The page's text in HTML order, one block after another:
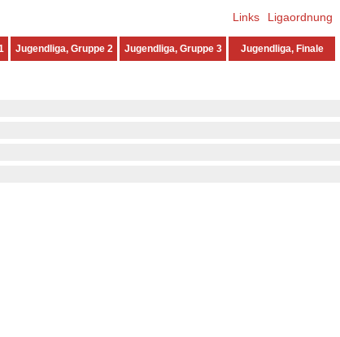
Links Ligaordnung
Jugendliga, Gruppe 2 Jugendliga, Gruppe 3 Jugendliga, Finale